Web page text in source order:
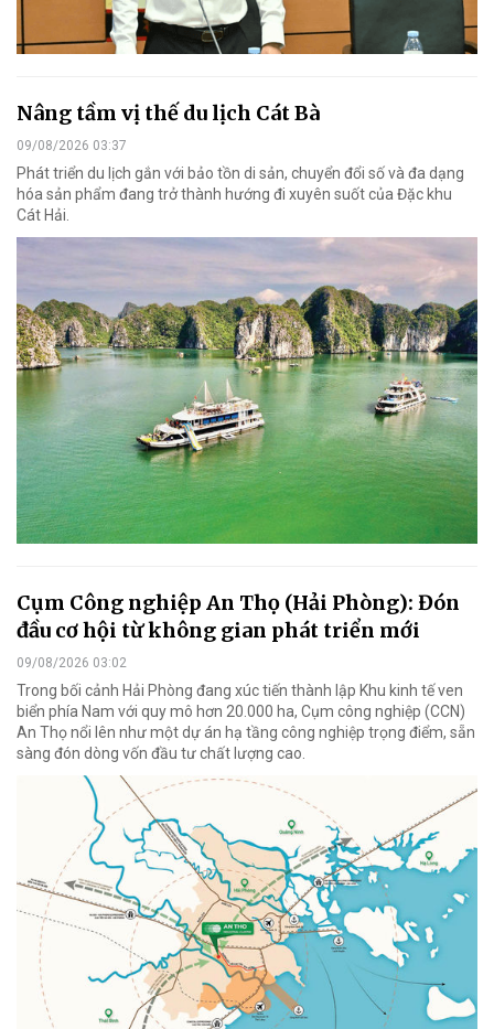
Nâng tầm vị thế du lịch Cát Bà
09/08/2026 03:37
Phát triển du lịch gắn với bảo tồn di sản, chuyển đổi số và đa dạng
hóa sản phẩm đang trở thành hướng đi xuyên suốt của Đặc khu
Cát Hải.
Cụm Công nghiệp An Thọ (Hải Phòng): Đón
đầu cơ hội từ không gian phát triển mới
09/08/2026 03:02
Trong bối cảnh Hải Phòng đang xúc tiến thành lập Khu kinh tế ven
biển phía Nam với quy mô hơn 20.000 ha, Cụm công nghiệp (CCN)
An Thọ nổi lên như một dự án hạ tầng công nghiệp trọng điểm, sẵn
sàng đón dòng vốn đầu tư chất lượng cao.